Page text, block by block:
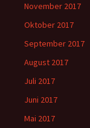
November 2017
Oktober 2017
September 2017
August 2017
Juli 2017
Juni 2017
Mai 2017